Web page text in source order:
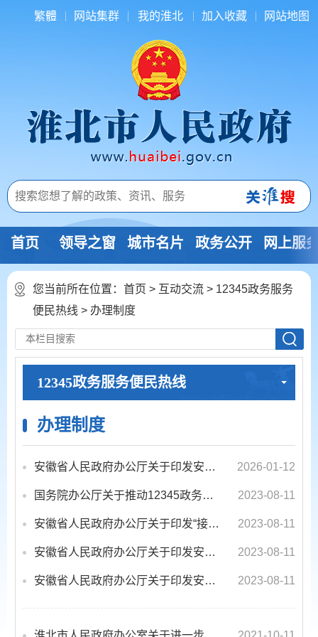
繁體 网站集群 我的淮北 加入收藏 网站地图
首页 领导之窗 城市名片 政务公开 网上服
您当前所在位置： 首页 > 互动交流 > 12345政务服务
便民热线 > 办理制度
12345政务服务便民热线
办理制度
安徽省人民政府办公厅关于印发安徽省12345热线“营商环境监督分线”工作方案的通知 2026-01-12
国务院办公厅关于推动12345政务服务便民热线与110报警服务台高效对接联动的意见 2023-08-11
安徽省人民政府办公厅关于印发“接热线、办实事”活动实施方案的通知 2023-08-11
安徽省人民政府办公厅关于印发安徽省12345政务服务便民热线管理暂行办法的通知 2023-08-11
安徽省人民政府办公厅关于印发安徽省进一步优化政务服务便民热线实施方案的通知 2023-08-11